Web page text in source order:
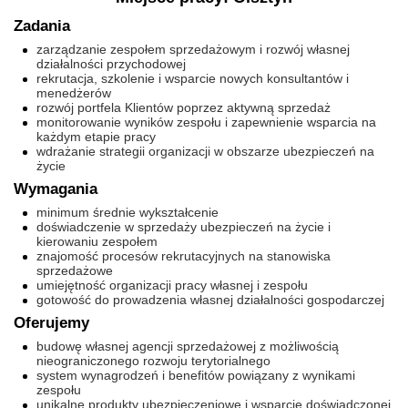
Zadania
zarządzanie zespołem sprzedażowym i rozwój własnej
działalności przychodowej
rekrutacja, szkolenie i wsparcie nowych konsultantów i
menedżerów
rozwój portfela Klientów poprzez aktywną sprzedaż
monitorowanie wyników zespołu i zapewnienie wsparcia na
każdym etapie pracy
wdrażanie strategii organizacji w obszarze ubezpieczeń na
życie
Wymagania
minimum średnie wykształcenie
doświadczenie w sprzedaży ubezpieczeń na życie i
kierowaniu zespołem
znajomość procesów rekrutacyjnych na stanowiska
sprzedażowe
umiejętność organizacji pracy własnej i zespołu
gotowość do prowadzenia własnej działalności gospodarczej
Oferujemy
budowę własnej agencji sprzedażowej z możliwością
nieograniczonego rozwoju terytorialnego
system wynagrodzeń i benefitów powiązany z wynikami
zespołu
unikalne produkty ubezpieczeniowe i wsparcie doświadczonej